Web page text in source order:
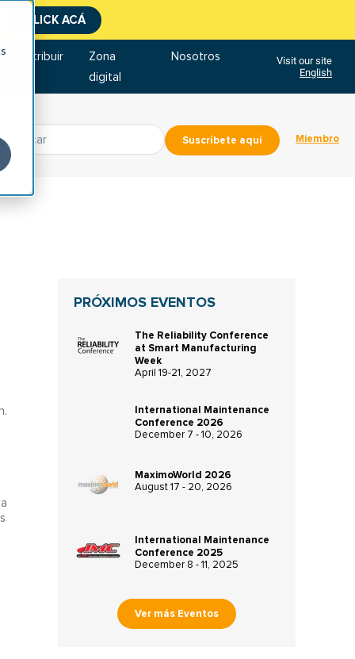
CLICK ACÁ
Contribuir
Zona
digital
Nosotros
Visit our site
English
Suscríbete aquí Miembro
PRÓXIMOS EVENTOS
The Reliability Conference
at Smart Manufacturing
Week
April 19-21, 2027
International Maintenance
Conference 2026
December 7 - 10, 2026
MaximoWorld 2026
August 17 - 20, 2026
International Maintenance
Conference 2025
December 8 - 11, 2025
Ver más Eventos